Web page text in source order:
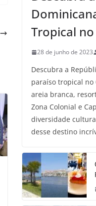
Tropical
28 de junho de 2023
Descubra a
paraíso tropical no
areia branca,
Zona Colonial e
diversidade
desse destino